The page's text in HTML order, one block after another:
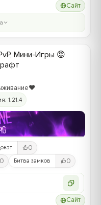
Сайт
Мини-Игры 😡
1.21.4
0
0 Битва замков 0
Сайт